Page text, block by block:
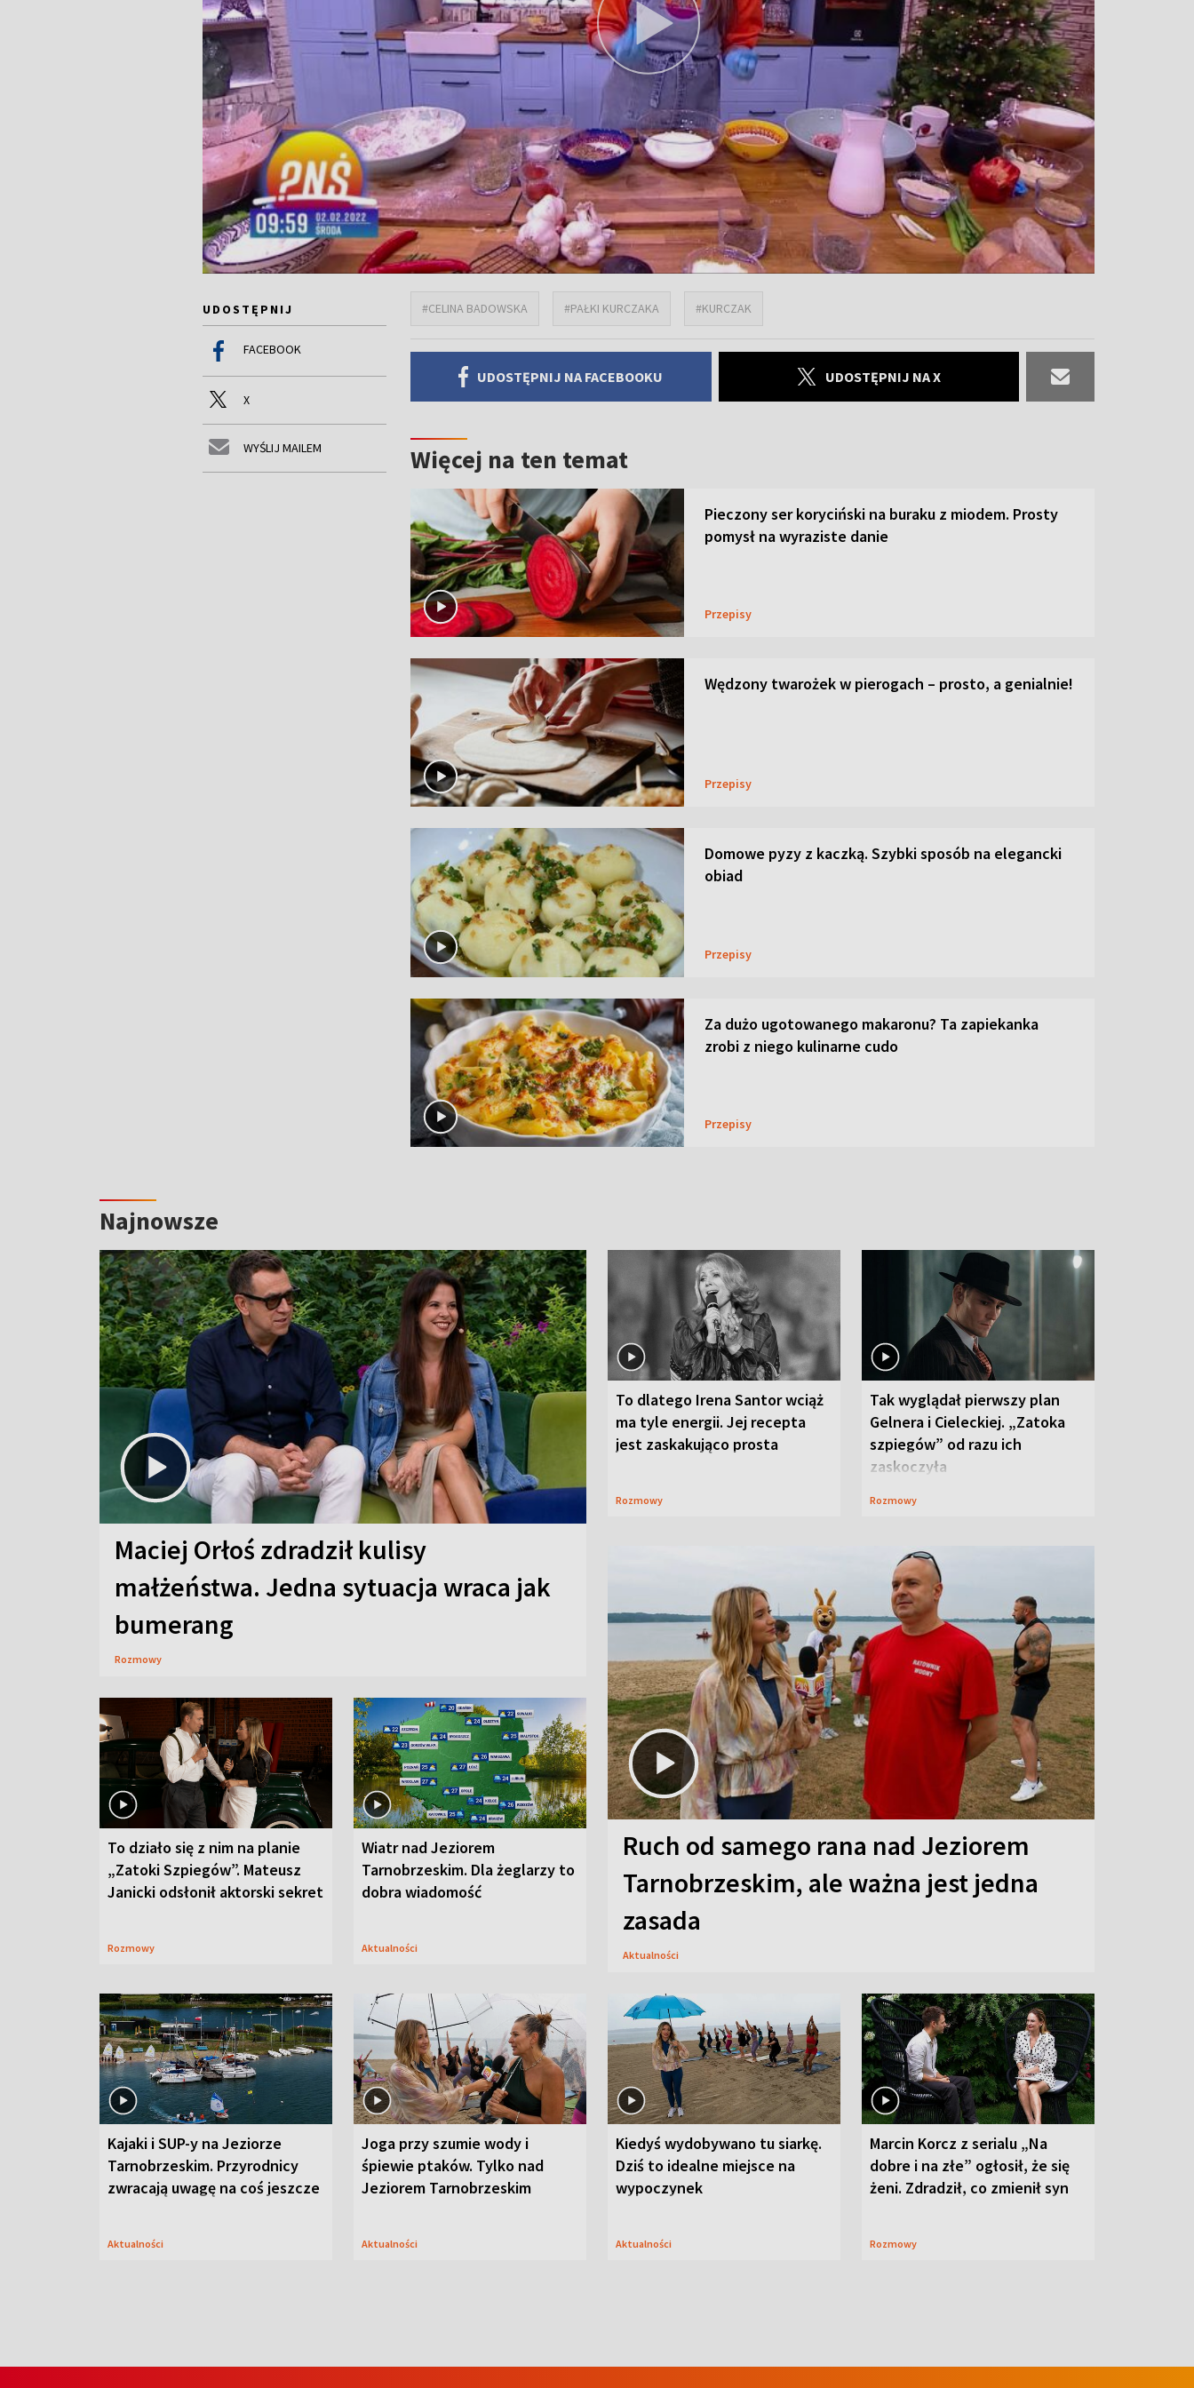
UDOSTĘPNIJ
FACEBOOK
X
WYŚLIJ MAILEM
#CELINA BADOWSKA #PAŁKI KURCZAKA #KURCZAK
UDOSTĘPNIJ NA FACEBOOKU UDOSTĘPNIJ NA X
Więcej na ten temat
Pieczony ser koryciński na buraku z miodem. Prosty
pomysł na wyraziste danie
Przepisy
Wędzony twarożek w pierogach – prosto, a genialnie!
Przepisy
Domowe pyzy z kaczką. Szybki sposób na elegancki
obiad
Przepisy
Za dużo ugotowanego makaronu? Ta zapiekanka
zrobi z niego kulinarne cudo
Przepisy
Najnowsze
Maciej Orłoś zdradził kulisy
małżeństwa. Jedna sytuacja wraca jak
bumerang
Rozmowy
To dlatego Irena Santor wciąż
ma tyle energii. Jej recepta
jest zaskakująco prosta
Rozmowy
Tak wyglądał pierwszy plan
Gelnera i Cieleckiej. „Zatoka
szpiegów” od razu ich
zaskoczyła
Rozmowy
To działo się z nim na planie
„Zatoki Szpiegów”. Mateusz
Janicki odsłonił aktorski sekret
Rozmowy
Wiatr nad Jeziorem
Tarnobrzeskim. Dla żeglarzy to
dobra wiadomość
Aktualności
Ruch od samego rana nad Jeziorem
Tarnobrzeskim, ale ważna jest jedna
zasada
Aktualności
Kajaki i SUP-y na Jeziorze
Tarnobrzeskim. Przyrodnicy
zwracają uwagę na coś jeszcze
Aktualności
Joga przy szumie wody i
śpiewie ptaków. Tylko nad
Jeziorem Tarnobrzeskim
Aktualności
Kiedyś wydobywano tu siarkę.
Dziś to idealne miejsce na
wypoczynek
Aktualności
Marcin Korcz z serialu „Na
dobre i na złe” ogłosił, że się
żeni. Zdradził, co zmienił syn
Rozmowy